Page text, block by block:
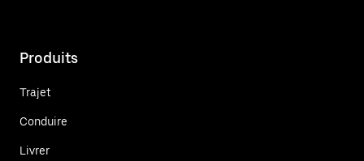
Produits
Trajet
Conduire
Livrer